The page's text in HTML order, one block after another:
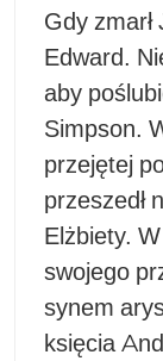
Gdy zmarł
Edward.
aby
Simpson.
przejętej
przeszedł
Elżbiety.
swojego
synem
księcia